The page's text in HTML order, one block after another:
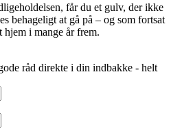
får du et gulv, der ikke
behageligt at gå på – og som fortsat
i mange år frem.
råd direkte i din indbakke - helt